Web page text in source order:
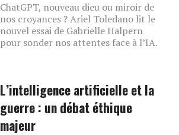
ChatGPT, nouveau dieu ou miroir de
nos croyances ? Ariel Toledano lit le
nouvel essai de Gabrielle Halpern
pour sonder nos attentes face à l’IA.
L’intelligence artificielle et la
guerre : un débat éthique
majeur